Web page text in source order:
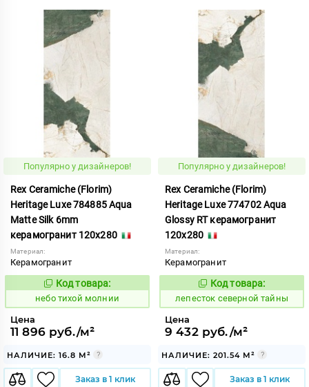
Популярно у дизайнеров!
Rex Ceramiche (Florim)
Heritage Luxe 784885 Aqua
Matte Silk 6mm
керамогранит 120x280
Материал:
Керамогранит
1122053
Код товара:
небо тихой молнии
Цена
11 896 руб./м²
НАЛИЧИЕ: 16.8 М²
Заказ в 1 клик
Популярно у дизайнеров!
Rex Ceramiche (Florim)
Heritage Luxe 774702 Aqua
Glossy RT керамогранит
120x280
Материал:
Керамогранит
869976
Код товара:
лепесток северной тайны
Цена
9 432 руб./м²
НАЛИЧИЕ: 201.54 М²
Заказ в 1 клик